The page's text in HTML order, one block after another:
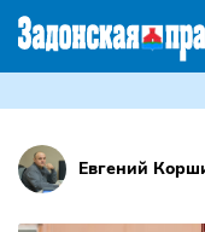
Евгений